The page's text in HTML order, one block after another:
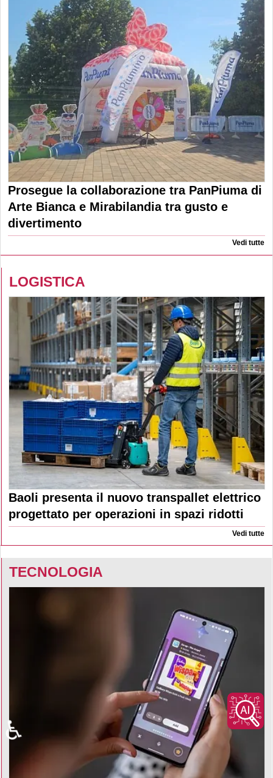
Prosegue la collaborazione tra PanPiuma di
Arte Bianca e Mirabilandia tra gusto e
divertimento
Vedi tutte
LOGISTICA
Baoli presenta il nuovo transpallet elettrico
progettato per operazioni in spazi ridotti
Vedi tutte
TECNOLOGIA